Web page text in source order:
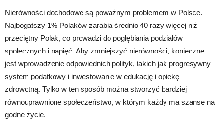
Nierówności dochodowe są poważnym problemem w Polsce.
Najbogatszy 1% Polaków zarabia średnio 40 razy więcej niż
przeciętny Polak, co prowadzi do pogłębiania podziałów
społecznych i napięć. Aby zmniejszyć nierówności, konieczne
jest wprowadzenie odpowiednich polityk, takich jak progresywny
system podatkowy i inwestowanie w edukację i opiekę
zdrowotną. Tylko w ten sposób można stworzyć bardziej
równouprawnione społeczeństwo, w którym każdy ma szanse na
godne życie.